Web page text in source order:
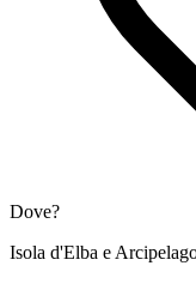
Dove?
Isola d'Elba e